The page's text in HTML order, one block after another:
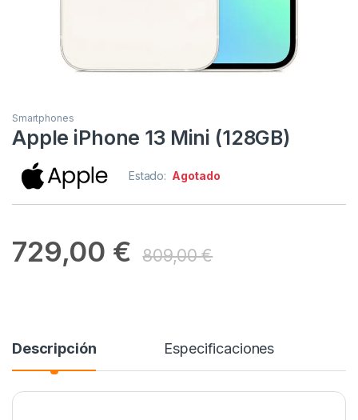
Smartphones
Apple iPhone 13 Mini (128GB)
Estado: Agotado
729,00 € 809,00€
Descripción Especificaciones